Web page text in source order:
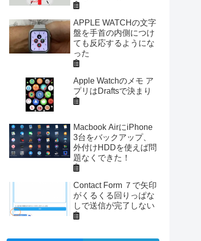
APPLE WATCHの文字
盤を手首の内側につけ
ても反応するようにな
った
Apple Watchのメモ ア
プリはDraftsで決まり
Macbook AirにiPhone
3台をバックアップ、
外付けHDDを使えば問
題なくできた！
Contact Form ７で矢印
がくるくる回りっぱな
しで送信が完了しない